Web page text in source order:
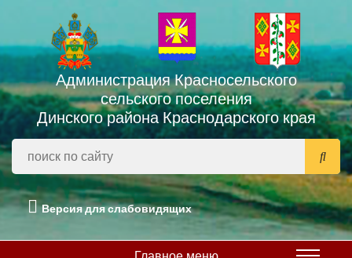
Администрация Красносельского
сельского поселения
Динского района Краснодарского края
Версия для слабовидящих